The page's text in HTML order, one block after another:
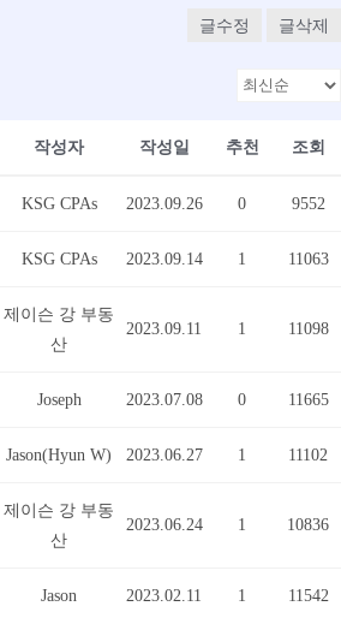
글수정 글삭제
작성자 작성일 추천 조회
KSG CPAs 2023.09.26 0 9552
KSG CPAs 2023.09.14 1 11063
제이슨 강 부동
산
2023.09.11 1 11098
Joseph 2023.07.08 0 11665
Jason(Hyun W) 2023.06.27 1 11102
제이슨 강 부동
산
2023.06.24 1 10836
Jason 2023.02.11 1 11542